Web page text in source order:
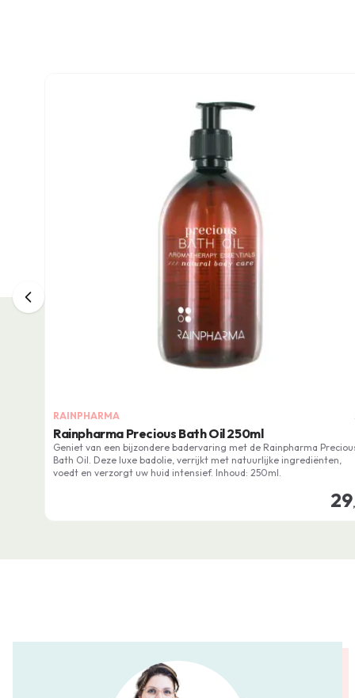
RAINPHARMA
Rainpharma Precious Bath Oil 250ml
Geniet van een bijzondere badervaring met de Rainpharma
Bath Oil. Deze luxe badolie, verrijkt met natuurlijke ingrediënten,
voedt en verzorgt uw huid intensief. Inhoud: 250ml.
29